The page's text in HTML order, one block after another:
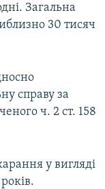
Загальна
30 тисяч
справу за
ч. 2 ст. 158
у вигляді